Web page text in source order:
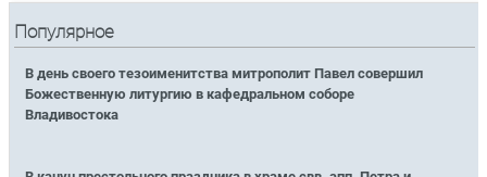
Популярное
В день своего тезоименитства митрополит Павел совершил
Божественную литургию в кафедральном соборе
Владивостока